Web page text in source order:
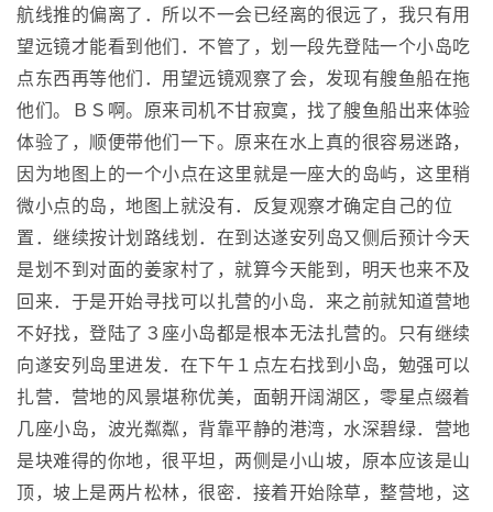
航线推的偏离了．所以不一会已经离的很远了，我只有用
望远镜才能看到他们．不管了，划一段先登陆一个小岛吃
点东西再等他们．用望远镜观察了会，发现有艘鱼船在拖
他们。ＢＳ啊。原来司机不甘寂寞，找了艘鱼船出来体验
体验了，顺便带他们一下。原来在水上真的很容易迷路，
因为地图上的一个小点在这里就是一座大的岛屿，这里稍
微小点的岛，地图上就没有．反复观察才确定自己的位
置．继续按计划路线划．在到达遂安列岛又侧后预计今天
是划不到对面的姜家村了，就算今天能到，明天也来不及
回来．于是开始寻找可以扎营的小岛．来之前就知道营地
不好找，登陆了３座小岛都是根本无法扎营的。只有继续
向遂安列岛里进发．在下午１点左右找到小岛，勉强可以
扎营．营地的风景堪称优美，面朝开阔湖区，零星点缀着
几座小岛，波光粼粼，背靠平静的港湾，水深碧绿．营地
是块难得的你地，很平坦，两侧是小山坡，原本应该是山
顶，坡上是两片松林，很密．接着开始除草，整营地，这